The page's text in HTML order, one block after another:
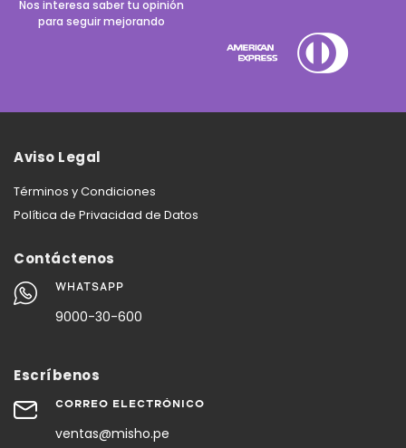
Nos interesa saber tu opinión
para seguir mejorando
Aviso Legal
Términos y Condiciones
Política de Privacidad de Datos
Contáctenos
WHATSAPP
9000-30-600
Escríbenos
CORREO ELECTRÓNICO
ventas@misho.pe